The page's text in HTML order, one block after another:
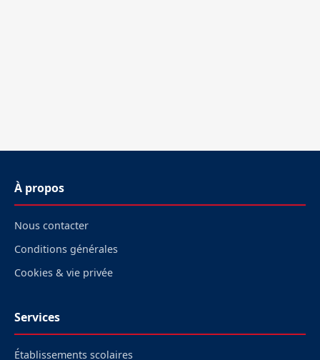
À propos
Nous contacter
Conditions générales
Cookies & vie privée
Services
Établissements scolaires